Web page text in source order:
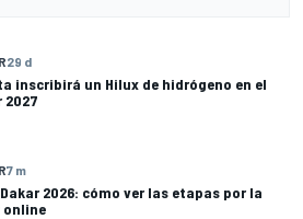
29 d
inscribirá un Hilux de hidrógeno en el
2027
7 m
2026: cómo ver las etapas por la
online